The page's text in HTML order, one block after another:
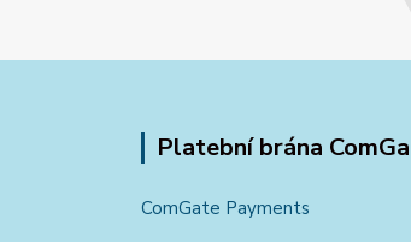
Platební brána
ComGate Payments